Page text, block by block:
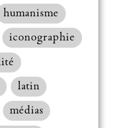
humanisme
iconographie
latin
médias